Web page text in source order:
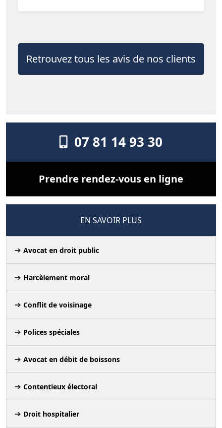
Retrouvez tous les avis de nos clients
07 81 14 93 30
Prendre rendez-vous en ligne
EN SAVOIR PLUS
Avocat en droit public
Harcèlement moral
Conflit de voisinage
Polices spéciales
Avocat en débit de boissons
Contentieux électoral
Droit hospitalier